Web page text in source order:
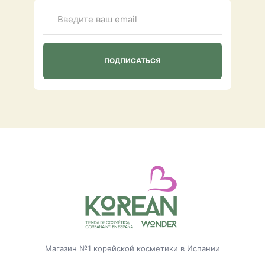
Магазин №1 корейской косметики в Испании